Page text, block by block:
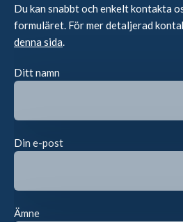
Du kan snabbt och enkelt kontakta
formuläret. För mer detaljerad
denna sida.
Ditt namn
Din e-post
Ämne